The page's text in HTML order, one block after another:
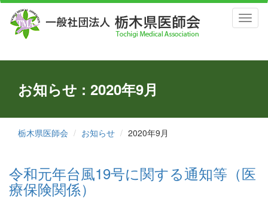
お知らせ : 2020年9月
栃木県医師会 お知らせ 2020年9月
令和元年台風19号に関する通知等（医
療保険関係）